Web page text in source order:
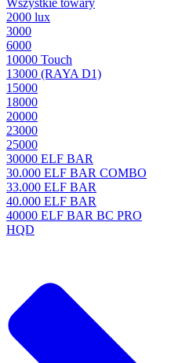
Wszystkie towary
2000 lux
3000
6000
10000 Touch
13000 (RAYA D1)
15000
18000
20000
23000
25000
30000 ELF BAR
30.000 ELF BAR COMBO
33.000 ELF BAR
40.000 ELF BAR
40000 ELF BAR BC PRO
HQD